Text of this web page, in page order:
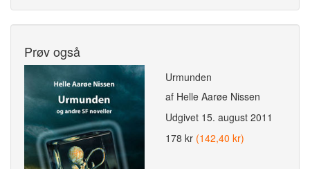
Prøv også
Urmunden
af Helle Aarøe Nissen
Udgivet 15. august 2011
178 kr (142,40 kr)